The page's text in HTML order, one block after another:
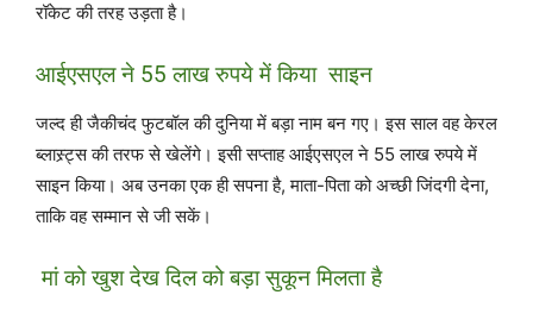
रॉकेट की तरह उड़ता है।
आईएसएल ने 55 लाख रुपये में किया साइन
जल्द ही जैकीचंद फुटबॉल की दुनिया में बड़ा नाम बन गए। इस साल वह केरल
ब्लास्र्ट्स की तरफ से खेलेंगे। इसी सप्ताह आईएसएल ने 55 लाख रुपये में
साइन किया। अब उनका एक ही सपना है, माता-पिता को अच्छी जिंदगी देना,
ताकि वह सम्मान से जी सकें।
मां को खुश देख दिल को बड़ा सुकून मिलता है